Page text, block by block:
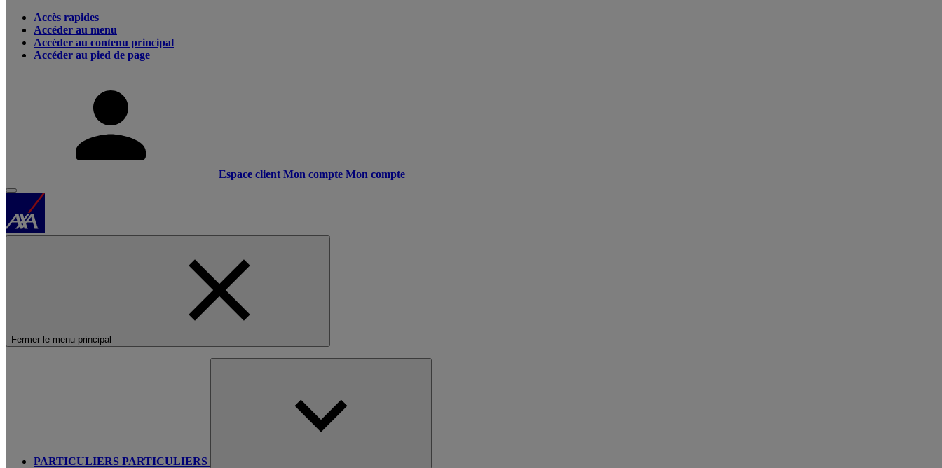
Accès rapides
Accéder au menu
Accéder au contenu principal
Accéder au pied de page
Espace client Mon compte Mon compte
Fermer le menu principal
PARTICULIERS PARTICULIERS